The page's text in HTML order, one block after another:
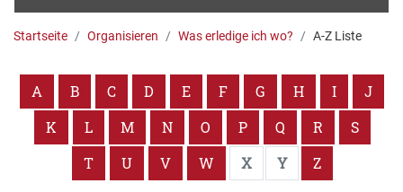
Startseite Organisieren Was erledige ich wo? A-Z Liste
A B C D E F G H I
J
K
L M N O P Q R
S
T
U V W X Y Z